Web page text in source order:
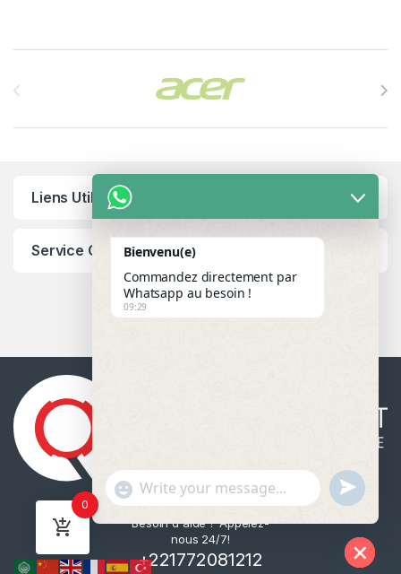
Liens Utiles
Service Client
Besoin d'aide ? Appelez-
nous 24/7!
+221772081212
0
Bienvenu(e)
Commandez directement par
Whatsapp au besoin !
09:29
"
+
c
a
WhatsApp Message
u
n
d